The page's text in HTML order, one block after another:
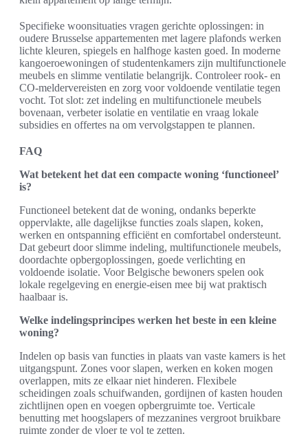
Specifieke woonsituaties vragen gerichte oplossingen: in
oudere Brusselse appartementen met lagere plafonds werken
lichte kleuren, spiegels en halfhoge kasten goed. In moderne
kangoeroewoningen of studentenkamers zijn multifunctionele
meubels en slimme ventilatie belangrijk. Controleer rook- en
CO-meldervereisten en zorg voor voldoende ventilatie tegen
vocht. Tot slot: zet indeling en multifunctionele meubels
bovenaan, verbeter isolatie en ventilatie en vraag lokale
subsidies en offertes na om vervolgstappen te plannen.
FAQ
Wat betekent het dat een compacte woning ‘functioneel’
is?
Functioneel betekent dat de woning, ondanks beperkte
oppervlakte, alle dagelijkse functies zoals slapen, koken,
werken en ontspanning efficiënt en comfortabel ondersteunt.
Dat gebeurt door slimme indeling, multifunctionele meubels,
doordachte opbergoplossingen, goede verlichting en
voldoende isolatie. Voor Belgische bewoners spelen ook
lokale regelgeving en energie-eisen mee bij wat praktisch
haalbaar is.
Welke indelingsprincipes werken het beste in een kleine
woning?
Indelen op basis van functies in plaats van vaste kamers is het
uitgangspunt. Zones voor slapen, werken en koken mogen
overlappen, mits ze elkaar niet hinderen. Flexibele
scheidingen zoals schuifwanden, gordijnen of kasten houden
zichtlijnen open en voegen opbergruimte toe. Verticale
benutting met hoogslapers of mezzanines vergroot bruikbare
ruimte zonder de vloer te vol te zetten.